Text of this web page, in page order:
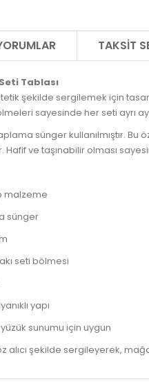
TAKSIT
Tablası
şekilde sergilemek için
sayesinde her seti ayrı
sünger kullanılmıştır.
ve taşınabilir olması
malzeme
sünger
seti bölmesi
yapı
sunumu için uygun
alıcı şekilde sergileyerek,